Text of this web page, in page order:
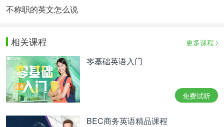
不称职的英文怎么说
相关课程 更多课程
零基础英语入门
免费试听
BEC商务英语精品课程